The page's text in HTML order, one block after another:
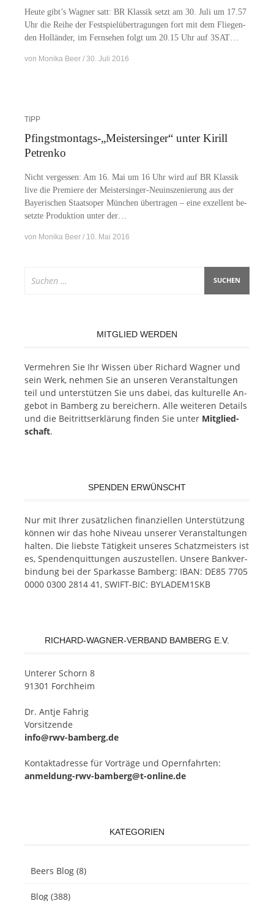
Heu­te gibt’s Wag­ner satt: BR Klas­sik setzt am 30. Juli um 17.57
Uhr die Rei­he der Fest­spiel­über­tra­gun­gen fort mit dem Flie­gen­
den Hol­län­der, im Fern­se­hen folgt um 20.15 Uhr auf 3SAT…
von Monika Beer 30. Juli 2016
TIPP
Pfingstmontags-„Meistersinger“ unter Kirill
Petrenko
Nicht ver­ges­sen: Am 16. Mai um 16 Uhr wird auf BR Klas­sik
live die Pre­mie­re der Meis­­ter­­sin­­ger-Neu­in­s­ze­­nie­rung aus der
Baye­ri­schen Staats­oper Mün­chen über­tra­gen – eine ex­zel­lent be­
setz­te Pro­duk­ti­on un­ter der…
von Monika Beer 10. Mai 2016
nach:
MITGLIED WERDEN
Ver­meh­ren Sie Ihr Wis­sen über Ri­chard Wag­ner und
sein Werk, neh­men Sie an un­se­ren Ver­an­stal­tun­gen
teil und un­ter­stüt­zen Sie uns da­bei, das kul­tu­rel­le An­
ge­bot in Bam­berg zu be­rei­chern. Alle wei­te­ren De­tails
und die Bei­tritts­er­klä­rung fin­den Sie un­ter Mit­glied­
schaft.
SPENDEN ERWÜNSCHT
Nur mit Ih­rer zu­sätz­li­chen fi­nan­zi­el­len Un­ter­stüt­zung
kön­nen wir das hohe Ni­veau un­se­rer Ver­an­stal­tun­gen
hal­ten. Die liebs­te Tä­tig­keit un­se­res Schatz­meis­ters ist
es, Spen­den­quit­tun­gen aus­zu­stel­len. Un­se­re Bank­ver­
bin­dung bei der Spar­kas­se Bam­berg: IBAN: DE85 7705
0000 0300 2814 41, SWIFT-BIC: BYLADEM1SKB
RICHARD-WAGNER-VERBAND BAMBERG E.V.
Un­te­rer Schorn 8
91301 Forchheim
Dr. Ant­je Fahrig
Vorsitzende
info@rwv-bamberg.de
Kon­takt­adres­se für Vor­trä­ge und Opern­fahr­ten:
anmeldung-rwv-bamberg@t-online.de
KATEGORIEN
Beers Blog (8)
Blog (388)